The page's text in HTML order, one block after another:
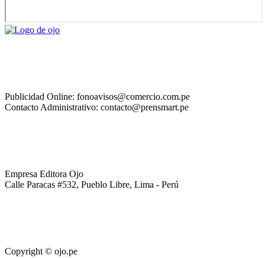
Publicidad Online: fonoavisos@comercio.com.pe
Contacto Administrativo: contacto@prensmart.pe
Empresa Editora Ojo
Calle Paracas #532, Pueblo Libre, Lima - Perú
Copyright © ojo.pe